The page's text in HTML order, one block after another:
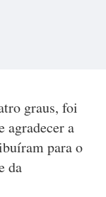
graus, foi
agradecer a
para o
da